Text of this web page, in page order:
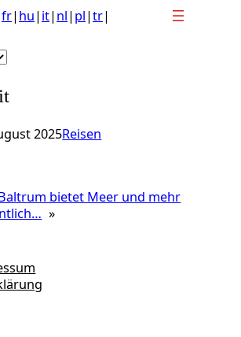
fr| hu| it| nl| pl|tr|
2025Reisen
bietet Meer und mehr
»